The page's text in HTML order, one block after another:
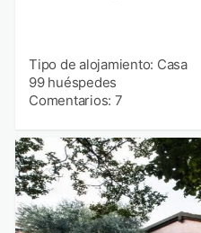
Tipo de alojamiento: Casa
99 huéspedes
Comentarios: 7